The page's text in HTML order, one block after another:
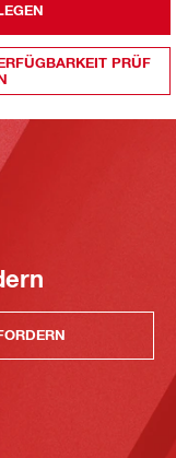
PRÜF